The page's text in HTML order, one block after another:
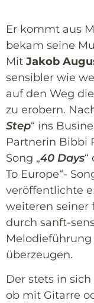
Er kommt aus
bekam seine
Mit Jakob
sensibler wie
auf den Weg
zu erobern.
Step“ ins
Partnerin Bibbi
Song „40 Days“
To Europe“-
veröffentlichte
weiteren seiner
durch sanft-
überzeugen.
Der stets in
ob mit Gitarre